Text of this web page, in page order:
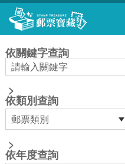
跳到主要內容區塊
依關鍵字查詢
>
依類別查詢
>
依年度查詢